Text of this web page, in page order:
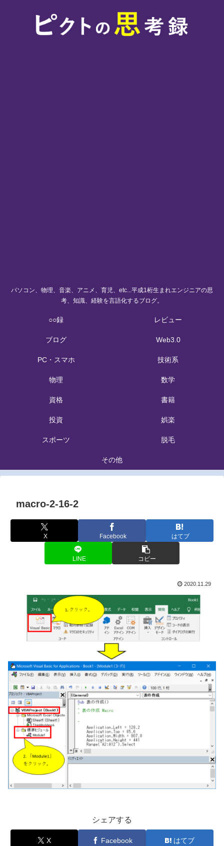
パソコン、物理、音楽、アニメ、育児、etc...平成1桁生まれエンジニアの思
考、知識、経験を言語化するブログ。
○○録 レビュー
ブログ Web3.0
PC・スマホ 技術系
物理 数学
資格 書籍
投資 娯楽
スポーツ 脱毛
その他
macro-2-16-2
X Facebook はてブ
LINE コピー
2020.11.29
シェアする
X Facebook はてブ